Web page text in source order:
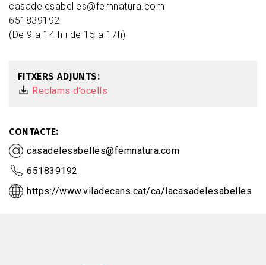
casadelesabelles@femnatura.com
651839192
(De 9 a 14 h i de 15 a 17h)
FITXERS ADJUNTS
Reclams d’ocells
CONTACTE
casadelesabelles@femnatura.com
651839192
https://www.viladecans.cat/ca/lacasadelesabelles